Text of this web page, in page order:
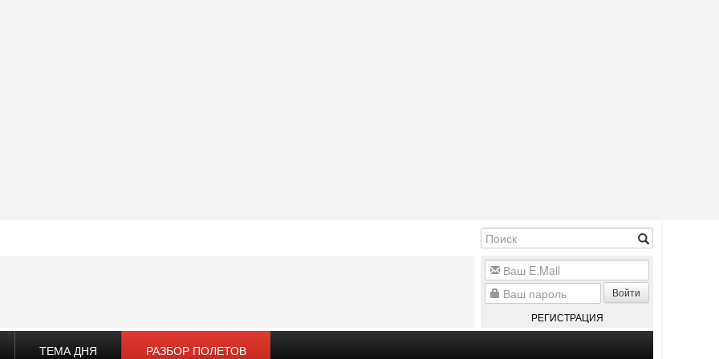
Войти
РЕГИСТРАЦИЯ
ТЕМА ДНЯ РАЗБОР ПОЛЕТОВ